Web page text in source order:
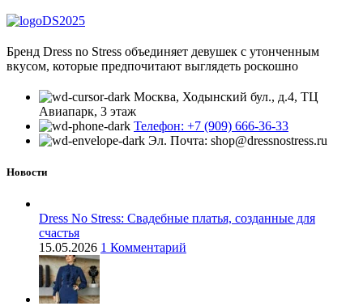
составляла
Бренд Dress no Stress объединяет девушек с утонченным
вкусом, которые предпочитают выглядеть роскошно
Москва, Ходынский бул., д.4, ТЦ
Авиапарк, 3 этаж
Телефон: +7 (909) 666-36-33
Эл. Почта: shop@dressnostress.ru
Новости
Dress No Stress: Свадебные платья, созданные для
счастья
15.05.2026 1 Комментарий